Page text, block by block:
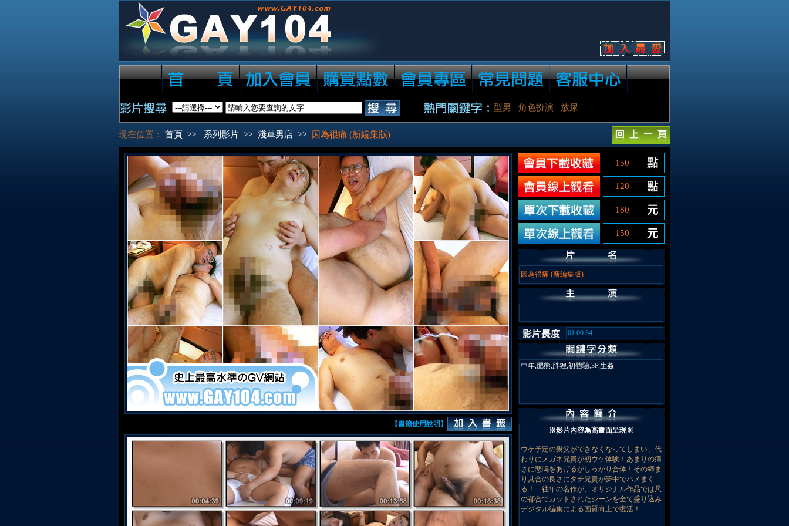
型男 角色扮演 放尿
現在位置： 首頁 >> 系列影片 >> 淺草男店 >> 因為很痛 (新編集版)
【書籤使用說明】
150
120
180
150
因為很痛 (新編集版)
01:00:34
中年,肥熊,胖狸,初體驗,3P,生姦
※影片內容為高畫面呈現※
ウケ予定の親父ができなくなってしまい、代
わりにメガネ兄貴が初ウケ体験！あまりの痛
さに悲鳴をあげるがしっかり合体！その締ま
り具合の良さにタチ兄貴が夢中でハメまく
る！ 往年の名作が、オリジナル作品では尺
の都合でカットされたシーンを全て盛り込み
デジタル編集による画質向上で復活！